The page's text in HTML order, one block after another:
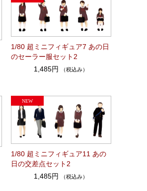
1/80 超ミニフィギュア7 あの日
のセーラー服セット2
1,485円
（税込み）
1/80 超ミニフィギュア11 あの
日の交差点セット2
1,485円
（税込み）